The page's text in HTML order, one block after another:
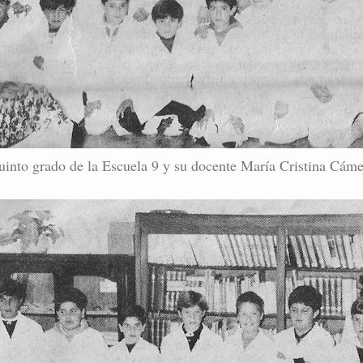
grado de la Escuela 9 y su docente María Cristina